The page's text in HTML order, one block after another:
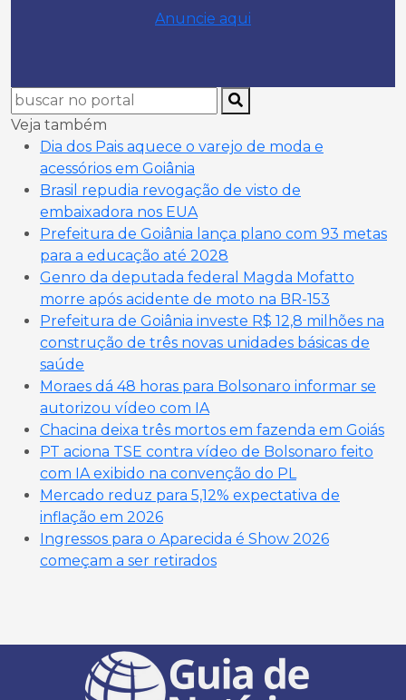
Anuncie aqui
Veja também
Dia dos Pais aquece o varejo de moda e
acessórios em Goiânia
Brasil repudia revogação de visto de
embaixadora nos EUA
Prefeitura de Goiânia lança plano com 93 metas
para a educação até 2028
Genro da deputada federal Magda Mofatto
morre após acidente de moto na BR-153
Prefeitura de Goiânia investe R$ 12,8 milhões na
construção de três novas unidades básicas de
saúde
Moraes dá 48 horas para Bolsonaro informar se
autorizou vídeo com IA
Chacina deixa três mortos em fazenda em Goiás
PT aciona TSE contra vídeo de Bolsonaro feito
com IA exibido na convenção do PL
Mercado reduz para 5,12% expectativa de
inflação em 2026
Ingressos para o Aparecida é Show 2026
começam a ser retirados